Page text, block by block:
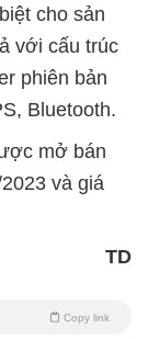
cho sản
với cấu trúc
phiên bản
Bluetooth.
mở bán
và giá
TD
Copy link